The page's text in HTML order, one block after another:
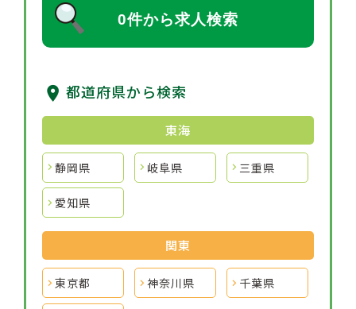
0件から求人検索
都道府県から検索
東海
静岡県 岐阜県 三重県
愛知県
関東
東京都 神奈川県 千葉県